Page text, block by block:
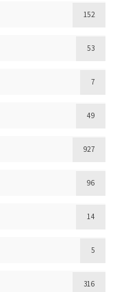
152
53
7
49
927
96
14
5
316